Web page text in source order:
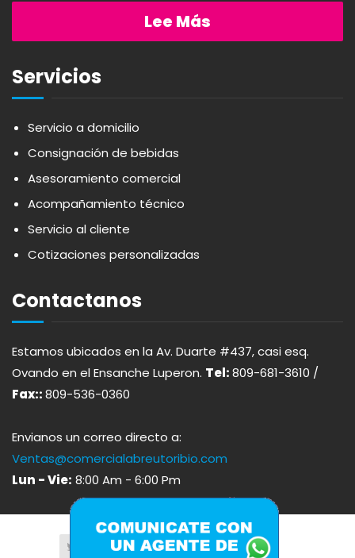
MIELES Y MERMELADAS
OTROS
PASTAS
PICADERAS
SALSAS
SAZONES
SNACKS
APERITIVO
AQUA
ARDUINI
ARIENZO DE MARQUEZ
ATLANTICO
AVALON
AZUKITA
BACARDI
Lee Más
Servicios
Servicio a domicilio
Consignación de bebidas
Asesoramiento comercial
Acompañamiento técnico
Servicio al cliente
Cotizaciones personalizadas
Contactanos
Estamos ubicados en la Av. Duarte #437, casi esq.
Ovando en el Ensanche Luperon. Tel:809-681-3610 /
Fax::809-536-0360
Envianos un correo directo a:
Ventas@comercialabreutoribio.com
Lun - Vie: 8:00 Am - 6:00 Pm